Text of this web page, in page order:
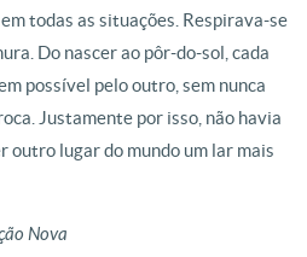
todas as situações. Respirava-se
Do nascer ao pôr-do-sol, cada
possível pelo outro, sem nunca
Justamente por isso, não havia
outro lugar do mundo um lar mais
Nova